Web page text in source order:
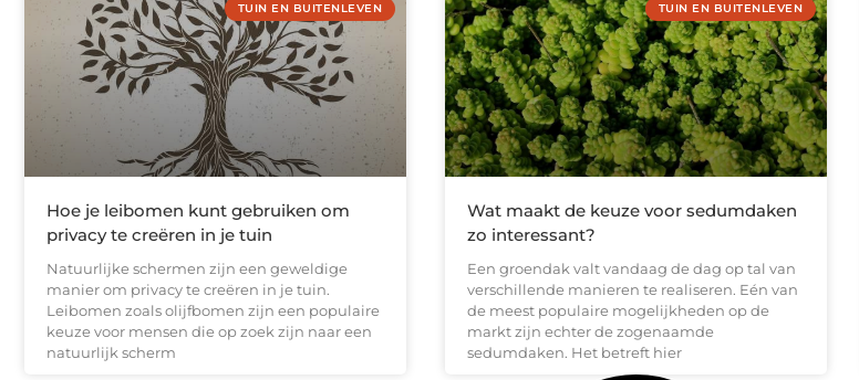
TUIN EN BUITENLEVEN
Hoe je leibomen kunt gebruiken om
privacy te creëren in je tuin
Natuurlijke schermen zijn een geweldige
manier om privacy te creëren in je tuin.
Leibomen zoals olijfbomen zijn een populaire
keuze voor mensen die op zoek zijn naar een
natuurlijk scherm
TUIN EN BUITENLEVEN
Wat maakt de keuze voor sedumdaken
zo interessant?
Een groendak valt vandaag de dag op tal van
verschillende manieren te realiseren. Eén van
de meest populaire mogelijkheden op de
markt zijn echter de zogenaamde
sedumdaken. Het betreft hier